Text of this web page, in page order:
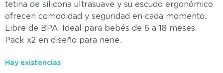
tetina de silicona ultrasuave y su escudo ergonómico
ofrecen comodidad y seguridad en cada momento.
Libre de BPA. Ideal para bebés de 6 a 18 meses.
Pack x2 en diseño para nene.
Hay existencias